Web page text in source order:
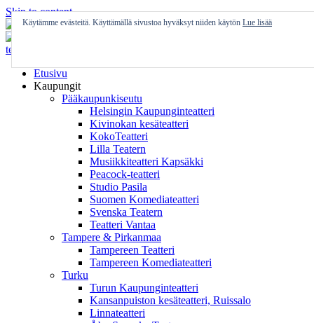
Skip to content
Etusivu
Kaupungit
Pääkaupunkiseutu
Helsingin Kaupunginteatteri
Kivinokan kesäteatteri
KokoTeatteri
Lilla Teatern
Musiikkiteatteri Kapsäkki
Peacock-teatteri
Studio Pasila
Suomen Komediateatteri
Svenska Teatern
Teatteri Vantaa
Tampere & Pirkanmaa
Tampereen Teatteri
Tampereen Komediateatteri
Turku
Turun Kaupunginteatteri
Kansanpuiston kesäteatteri, Ruissalo
Linnateatteri
Käytämme evästeitä. Käyttämällä sivustoa hyväksyt niiden käytön Lue lisää